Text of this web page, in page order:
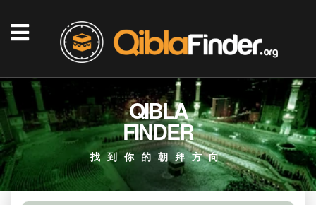
QIBLA
FINDER
找到你的朝拜方向